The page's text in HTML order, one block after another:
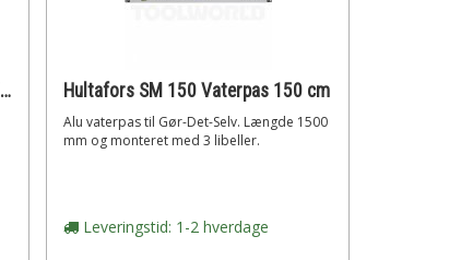
Diesella Digital vaterpas 400 mm/0,05° med +- laser- og led lys Hultafors SM 150 Vaterpas 150 cm
Alu vaterpas til Gør-Det-Selv. Længde 1500
mm og monteret med 3 libeller.
Leveringstid: 1-2 hverdage